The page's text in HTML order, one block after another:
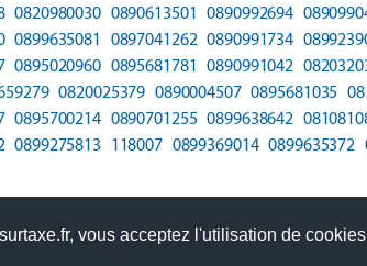
vous acceptez l'utilisation de
0820980030 0890613501 0890992694
0899635081 0897041262 0890991734
0895020960 0895681781 0890991042
0820025379 0890004507 0895681035
0895700214 0890701255 0899638642
0899275813 118007 0899369014 0899635372